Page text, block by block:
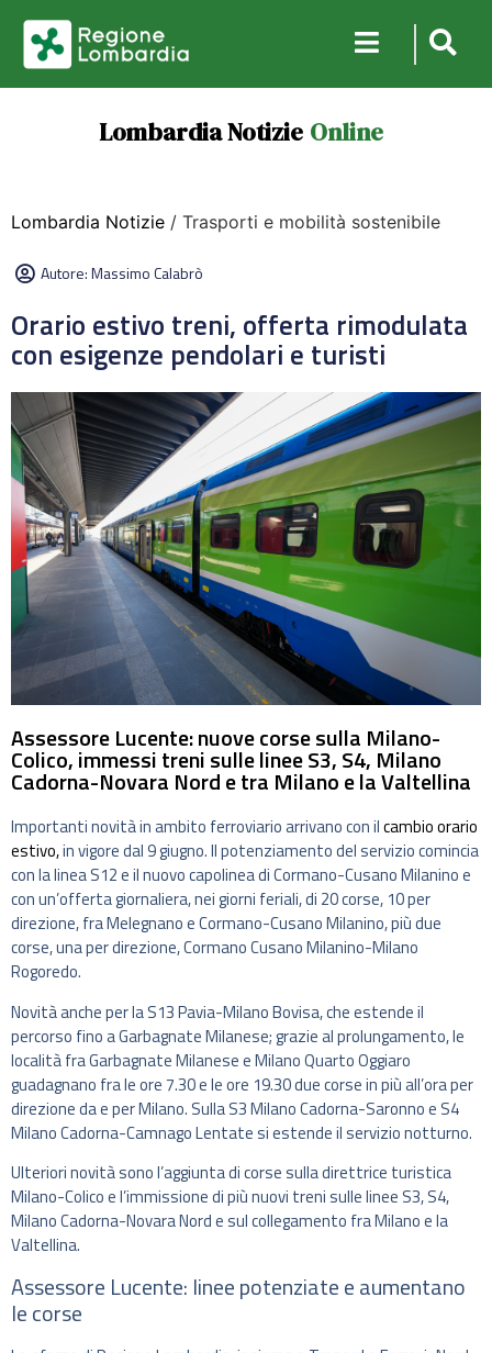
Lombardia Notizie Online
Lombardia Notizie / Trasporti e mobilità sostenibile
Autore:Massimo Calabrò
Orario estivo treni, offerta rimodulata
con esigenze pendolari e turisti
Assessore Lucente: nuove corse sulla Milano-
Colico, immessi treni sulle linee S3, S4, Milano
Cadorna-Novara Nord e tra Milano e la Valtellina
Importanti novità in ambito ferroviario arrivano con ilcambio orario
estivo,in vigore dal 9 giugno. Il potenziamento del servizio comincia
con la linea S12 e il nuovo capolinea di Cormano-Cusano Milanino e
con un’offerta giornaliera, nei giorni feriali, di 20 corse, 10 per
direzione, fra Melegnano e Cormano-Cusano Milanino, più due
corse, una per direzione, Cormano Cusano Milanino-Milano
Rogoredo.
Novità anche per la S13 Pavia-Milano Bovisa, che estende il
percorso fino a Garbagnate Milanese; grazie al prolungamento, le
località fra Garbagnate Milanese e Milano Quarto Oggiaro
guadagnano fra le ore 7.30 e le ore 19.30 due corse in più all’ora per
direzione da e per Milano. Sulla S3 Milano Cadorna-Saronno e S4
Milano Cadorna-Camnago Lentate si estende il servizio notturno.
Ulteriori novità sono l’aggiunta di corse sulla direttrice turistica
Milano-Colico e l’immissione di più nuovi treni sulle linee S3, S4,
Milano Cadorna-Novara Nord e sul collegamento fra Milano e la
Valtellina.
Assessore Lucente: linee potenziate e aumentano
le corse